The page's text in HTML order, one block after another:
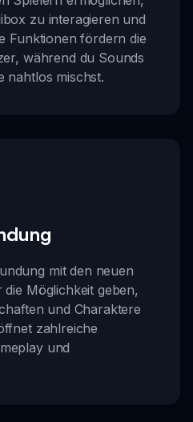
zu interagieren und
Funktionen fördern die
während du Sounds
nahtlos mischst.
mit den neuen
Möglichkeit geben,
und Charaktere
zahlreiche
und